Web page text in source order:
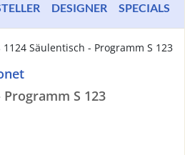
DESIGNER SPECIALS
1124 Säulentisch - Programm S 123
Programm S 123